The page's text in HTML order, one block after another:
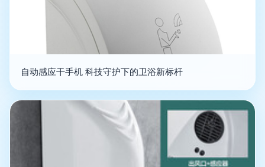
自动感应干手机 科技守护下的卫浴新标杆